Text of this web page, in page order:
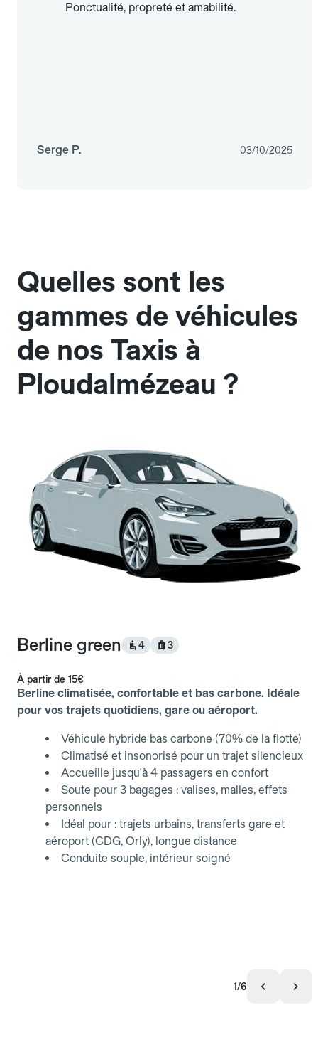
Ponctualité, propreté et amabilité.
Serge P. 03/10/2025
Quelles sont les
gammes de véhicules
de nos Taxis à
Ploudalmézeau ?
Berline green 4 3
À partir de 15€
Berline climatisée, confortable et bas carbone. Idéale
pour vos trajets quotidiens, gare ou aéroport.
Véhicule hybride bas carbone (70% de la flotte)
Climatisé et insonorisé pour un trajet silencieux
Accueille jusqu'à 4 passagers en confort
Soute pour 3 bagages : valises, malles, effets
personnels
Idéal pour : trajets urbains, transferts gare et
aéroport (CDG, Orly), longue distance
Conduite souple, intérieur soigné
1/6